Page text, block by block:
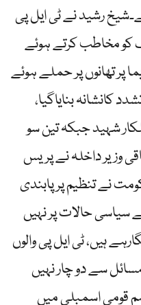
ہے۔شیخ رشید نے ٹی ایل پی
کو مخاطب کرتے ہوئے
پر تھانوں پر حملے ہوئے
کانشانہ بنایاگیا،
شہید جبکہ تین سو
وزیر داخلہ نے پریس
نے تنظیم پر پابندی
حالات پر نہیں
ہیں، ٹی ایل پی والوں
سے دو چار نہیں
قومی اسمبلی میں